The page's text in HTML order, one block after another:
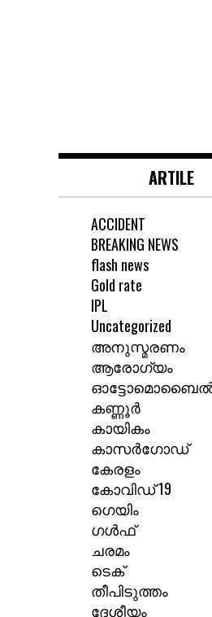
ARTILE
ACCIDENT
BREAKING NEWS
flash news
Gold rate
IPL
Uncategorized
അനുസ്മരണം
ആരോഗ്യം
കണ്ണൂർ
കായികം
കാസർഗോഡ്
കേരളം
കോവിഡ് 19
ഗെയിം
ഗൾഫ്
ചരമം
ടെക്
തീപിടുത്തം
ദേശീയം